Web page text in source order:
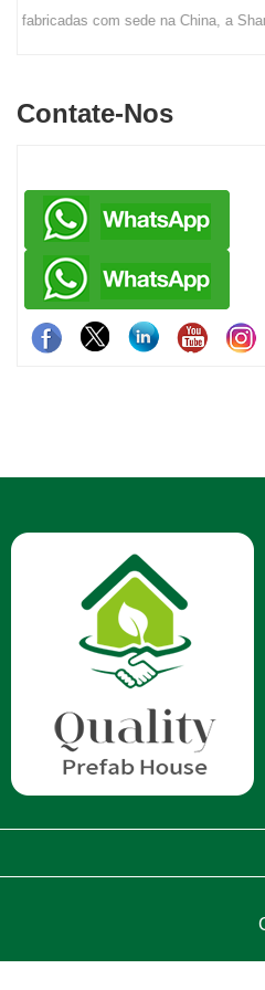
Ltd. fabrica soluções
cada um projetado para fácil
Contate-Nos